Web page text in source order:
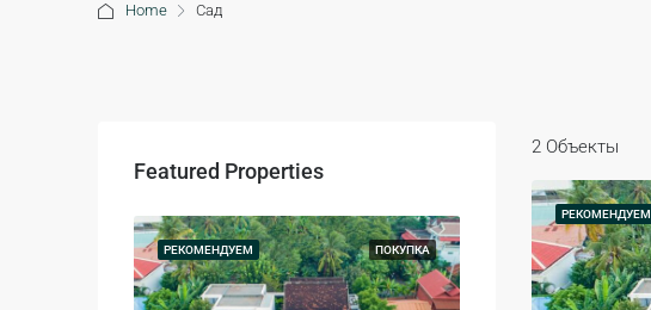
Home Сад
2 Объекты
РЕКОМЕНДУЕМ
Featured Properties
ПОКУПКА
РЕКОМЕНДУЕМ РЕКОМЕНДУЕМ